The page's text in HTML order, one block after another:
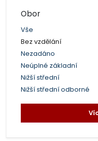
Obor
Vše
Bez vzdělání
Nezadáno
Neúplné základní
Nižší střední
Nižší střední odborné